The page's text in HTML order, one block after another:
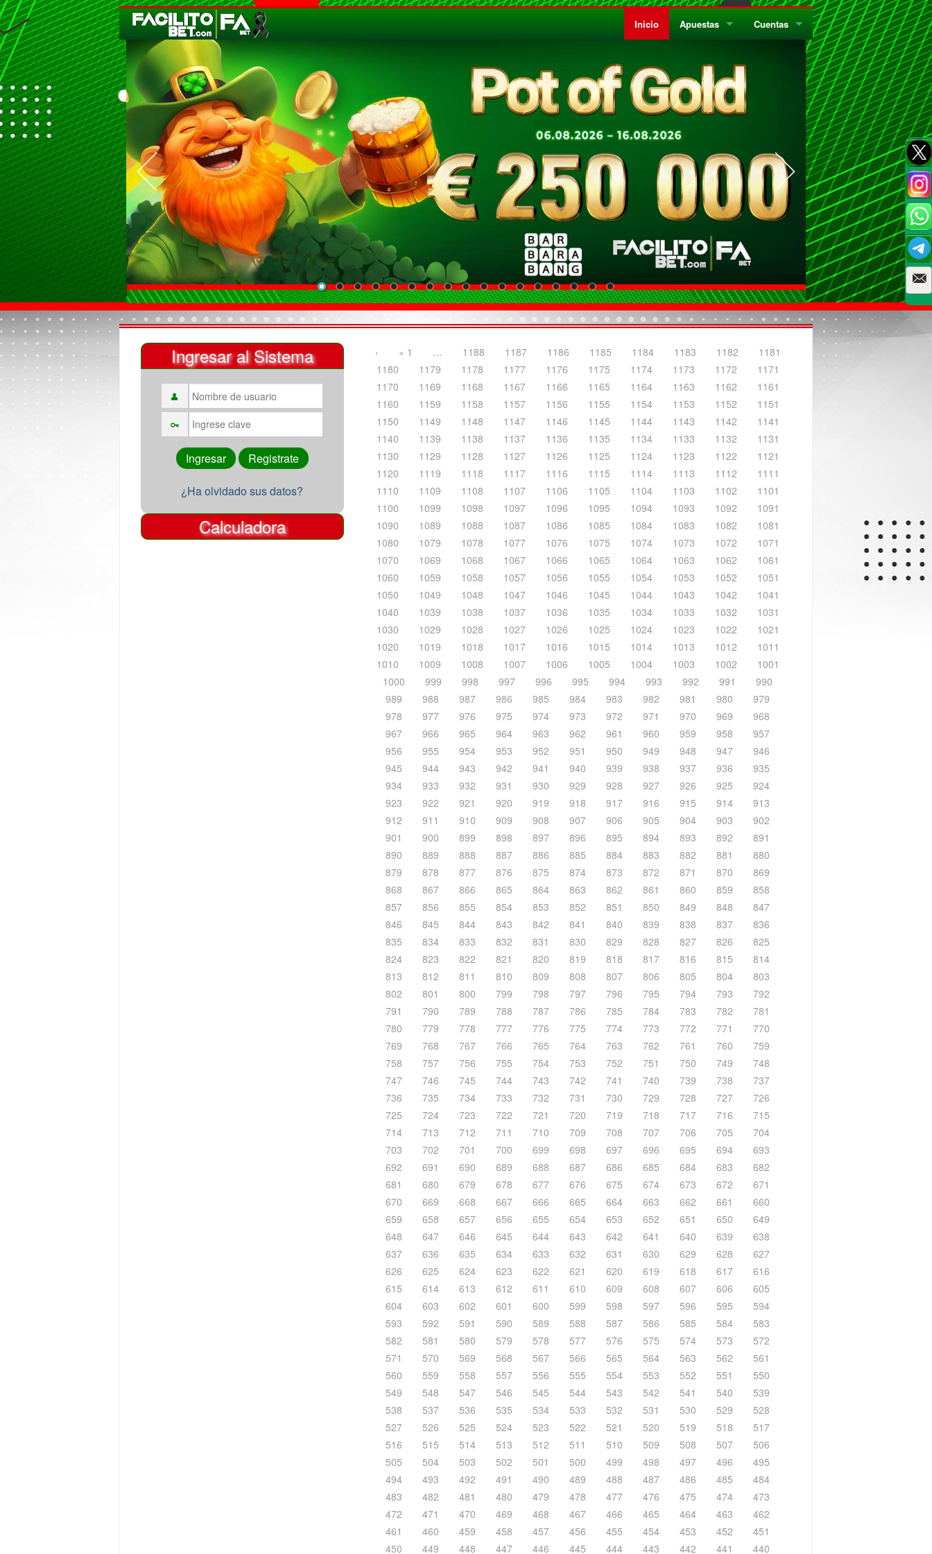
Inicio Apuestas
¿Qué es el Sistema Parley?
Privacidad
Como Jugar Bingo
Cuentas
Preguntas Frecuentes
Reglas Generales
Ingresar al Sistema
¿Ha olvidado sus datos?
Calculadora
‹ « 1 … 1188 1187 1186 1185 1184 1183 1182
1181
1180
1179 1178 1177 1176 1175 1174 1173 1172
1171
1170
1169 1168 1167 1166 1165 1164 1163 1162
1161
1160
1159 1158 1157 1156 1155 1154 1153 1152
1151
1150
1149 1148 1147 1146 1145 1144 1143 1142
1141
1140
1139 1138 1137 1136 1135 1134 1133 1132
1131
1130
1129 1128 1127 1126 1125 1124 1123 1122
1121
1120
1119 1118 1117 1116 1115 1114 1113 1112
1111
1110
1109 1108 1107 1106 1105 1104 1103 1102
1101
1100
1099 1098 1097 1096 1095 1094 1093 1092
1091
1090
1089 1088 1087 1086 1085 1084 1083 1082
1081
1080
1079 1078 1077 1076 1075 1074 1073 1072
1071
1070
1069 1068 1067 1066 1065 1064 1063 1062
1061
1060
1059 1058 1057 1056 1055 1054 1053 1052
1051
1050
1049 1048 1047 1046 1045 1044 1043 1042
1041
1040
1039 1038 1037 1036 1035 1034 1033 1032
1031
1030
1029 1028 1027 1026 1025 1024 1023 1022
1021
1020
1019 1018 1017 1016 1015 1014 1013 1012
1011
1010
1009 1008 1007 1006 1005 1004 1003 1002
1001
1000
999 998 997 996 995 994 993 992 991
990
989
988 987 986 985 984 983 982 981 980
979
978
977 976 975 974 973 972 971 970 969
968
967
966 965 964 963 962 961 960 959 958
957
956
955 954 953 952 951 950 949 948 947
946
945
944 943 942 941 940 939 938 937 936
935
934
933 932 931 930 929 928 927 926 925
924
923
922 921 920 919 918 917 916 915 914
913
912
911 910 909 908 907 906 905 904 903
902
901
900 899 898 897 896 895 894 893 892
891
890
889 888 887 886 885 884 883 882 881
880
879
878 877 876 875 874 873 872 871 870
869
868
867 866 865 864 863 862 861 860 859
858
857
856 855 854 853 852 851 850 849 848
847
846
845 844 843 842 841 840 839 838 837
836
835
834 833 832 831 830 829 828 827 826
825
824
823 822 821 820 819 818 817 816 815
814
813
812 811 810 809 808 807 806 805 804
803
802
801 800 799 798 797 796 795 794 793
792
791
790 789 788 787 786 785 784 783 782
781
780
779 778 777 776 775 774 773 772 771
770
769
768 767 766 765 764 763 762 761 760
759
758
757 756 755 754 753 752 751 750 749
748
747
746 745 744 743 742 741 740 739 738
737
736
735 734 733 732 731 730 729 728 727
726
725
724 723 722 721 720 719 718 717 716
715
714
713 712 711 710 709 708 707 706 705
704
703
702 701 700 699 698 697 696 695 694
693
692
691 690 689 688 687 686 685 684 683
682
681
680 679 678 677 676 675 674 673 672
671
670
669 668 667 666 665 664 663 662 661
660
659
658 657 656 655 654 653 652 651 650
649
648
647 646 645 644 643 642 641 640 639
638
637
636 635 634 633 632 631 630 629 628
627
626
625 624 623 622 621 620 619 618 617
616
615
614 613 612 611 610 609 608 607 606
605
604
603 602 601 600 599 598 597 596 595
594
593
592 591 590 589 588 587 586 585 584
583
582
581 580 579 578 577 576 575 574 573
572
571
570 569 568 567 566 565 564 563 562
561
560
559 558 557 556 555 554 553 552 551
550
549
548 547 546 545 544 543 542 541 540
539
538
537 536 535 534 533 532 531 530 529
528
527
526 525 524 523 522 521 520 519 518
517
516
515 514 513 512 511 510 509 508 507
506
505
504 503 502 501 500 499 498 497 496
495
494
493 492 491 490 489 488 487 486 485
484
483
482 481 480 479 478 477 476 475 474
473
472
471 470 469 468 467 466 465 464 463
462
461
460 459 458 457 456 455 454 453 452
451
450
449 448 447 446 445 444 443 442 441 440